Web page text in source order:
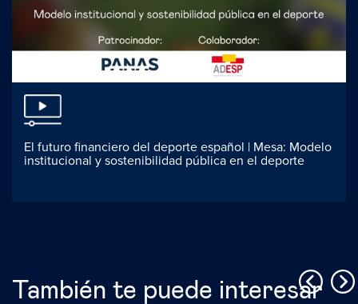
El futuro financiero del deporte español | Mesa: Modelo
institucional y sostenibilidad pública en el deporte
También te puede interesar